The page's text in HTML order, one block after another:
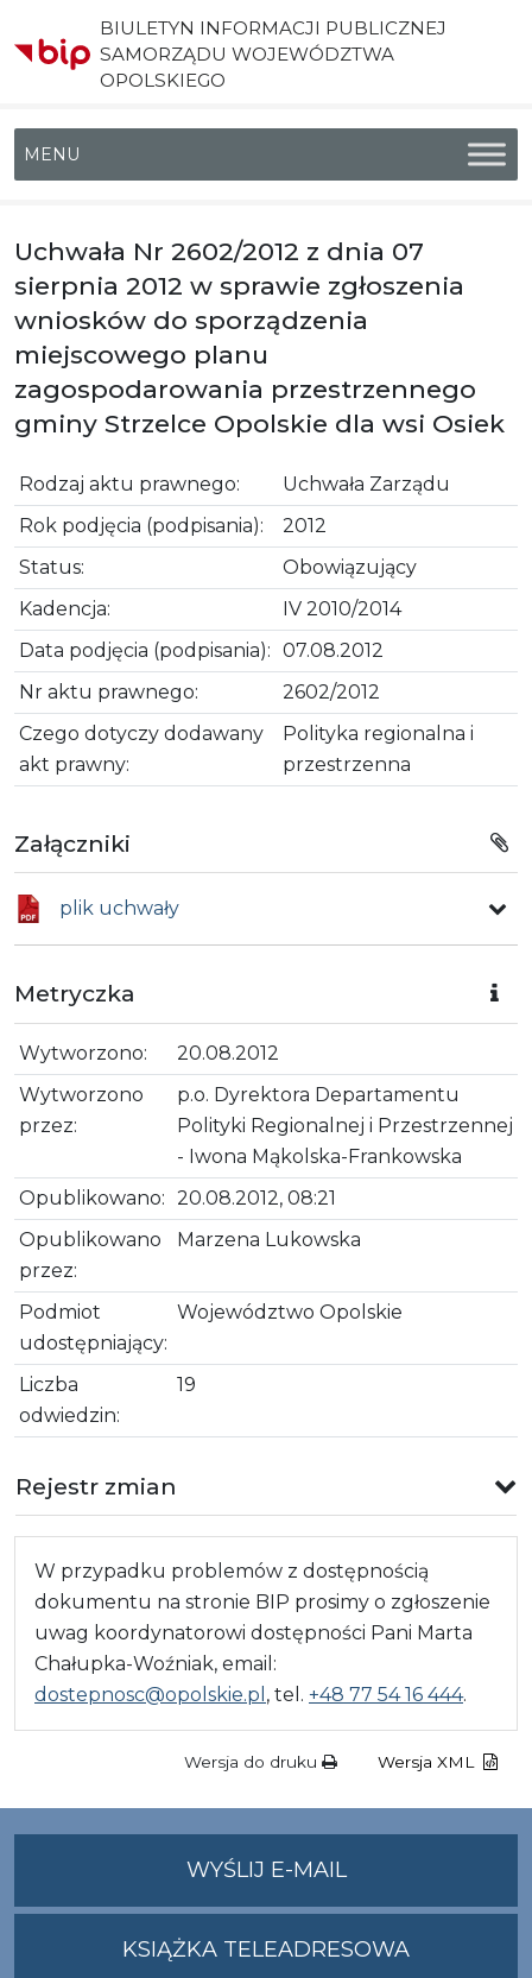
BIULETYN INFORMACJI PUBLICZNEJ
SAMORZĄDU WOJEWÓDZTWA
OPOLSKIEGO
Menu główne
Uchwała Nr 2602/2012 z dnia 07
sierpnia 2012 w sprawie zgłoszenia
wniosków do sporządzenia
miejscowego planu
zagospodarowania przestrzennego
gminy Strzelce Opolskie dla wsi Osiek
Rodzaj aktu prawnego:
Uchwała Zarządu
Rok podjęcia (podpisania):
2012
Status:
Obowiązujący
Kadencja:
IV 2010/2014
Data podjęcia (podpisania): 07.08.2012
Nr aktu prawnego:
2602/2012
Czego dotyczy dodawany
akt prawny:
Polityka regionalna i
przestrzenna
Załączniki
plik uchwały
Metryczka
Wytworzono:
20.08.2012
Wytworzono
przez:
p.o. Dyrektora Departamentu
Polityki Regionalnej i Przestrzennej
- Iwona Mąkolska-Frankowska
Opublikowano: 20.08.2012, 08:21
Opublikowano
przez:
Marzena Lukowska
Podmiot
udostępniający:
Województwo Opolskie
Liczba
odwiedzin:
19
Rejestr zmian
W przypadku problemów z dostępnością
dokumentu na stronie BIP prosimy o zgłoszenie
uwag koordynatorowi dostępności Pani Marta
Chałupka-Woźniak, email:
dostepnosc@opolskie.pl , tel. +48 77 54 16 444.
Wersja do druku Wersja XML
WYŚLIJ E-MAILNA
ADRES
KSIĄŻKA TELEADRESOWA